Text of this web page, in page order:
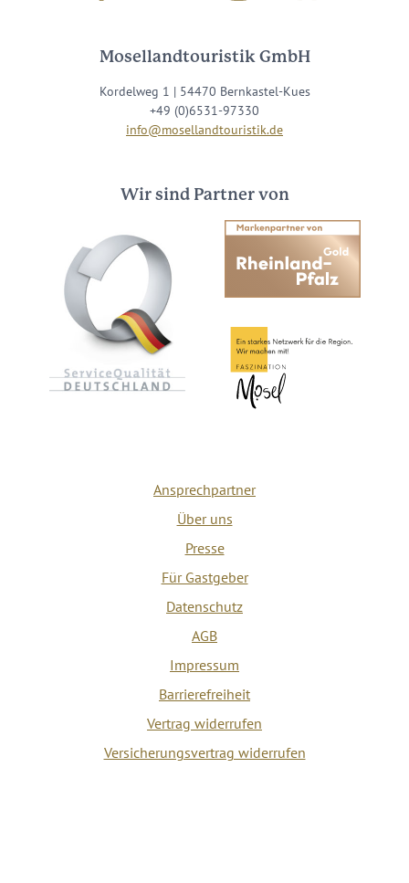
Mosellandtouristik GmbH
Kordelweg 1 | 54470 Bernkastel-Kues
+49 (0)6531-97330
info@mosellandtouristik.de
Wir sind Partner von
Ansprechpartner
Über uns
Presse
Für Gastgeber
Datenschutz
AGB
Impressum
Barrierefreiheit
Vertrag widerrufen
Versicherungsvertrag widerrufen